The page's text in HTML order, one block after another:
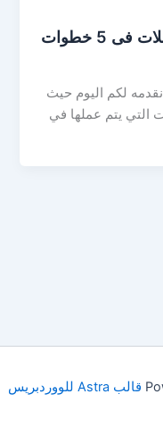
5 خطوات
لكم اليوم حيث
التي يتم عملها في
قالب Astra للووردبريس